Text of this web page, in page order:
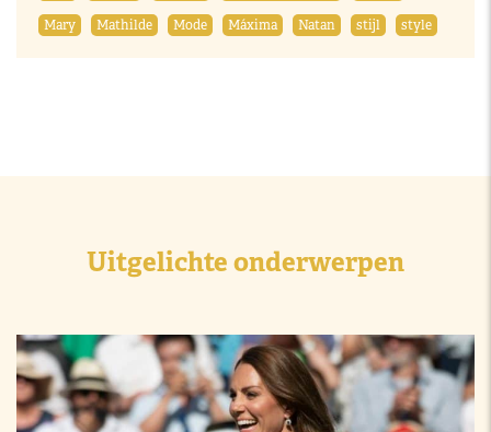
Mary
Mathilde Mode Máxima Natan stijl style
Uitgelichte onderwerpen